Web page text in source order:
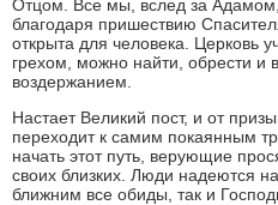
Отцом. Все мы, вслед за
благодаря пришествию
открыта для человека. Церковь
грехом, можно найти, обрести и
воздержанием.
Настает Великий пост, и от
переходит к самим покаянным
начать этот путь, верующие
своих близких. Люди надеются
ближним все обиды, так и